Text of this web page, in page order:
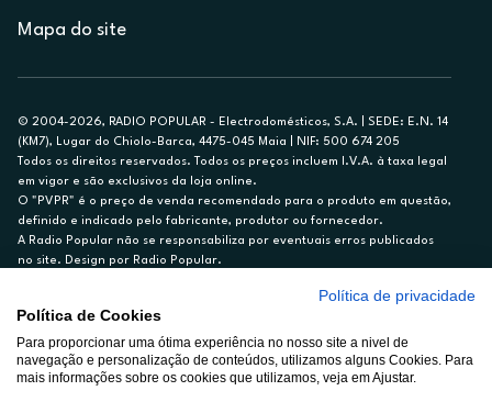
Mapa do site
© 2004-2026, RADIO POPULAR - Electrodomésticos, S.A. | SEDE: E.N. 14
(KM7), Lugar do Chiolo-Barca, 4475-045 Maia | NIF: 500 674 205
Todos os direitos reservados. Todos os preços incluem I.V.A. à taxa legal
em vigor e são exclusivos da loja online.
O "PVPR" é o preço de venda recomendado para o produto em questão,
definido e indicado pelo fabricante, produtor ou fornecedor.
A Radio Popular não se responsabiliza por eventuais erros publicados
no site. Design por Radio Popular.
Ex. para limite de crédito de €1.500, reembolsado em 12 meses, TAN
14,79%.
Crédito sujeito a aprovação pelo Cetelem, marca BNP Paribas Personal
Finance, S.A., Sucursal em Portugal. Informe-se no 21 721 90 00 (dias
Política de privacidade
Política de Cookies
Para proporcionar uma ótima experiência no nosso site a nivel de
navegação e personalização de conteúdos, utilizamos alguns Cookies. Para
mais informações sobre os cookies que utilizamos, veja em Ajustar.